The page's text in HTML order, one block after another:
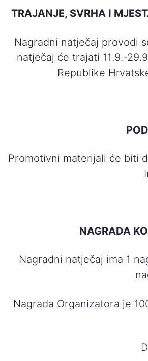
TRAJANJE, SVRHA I
Nagradni natječaj provodi
natječaj će trajati 11.9.-
Republike
Promotivni materijali će biti
NAGRADA
Nagradni natječaj ima 1
Nagrada Organizatora je